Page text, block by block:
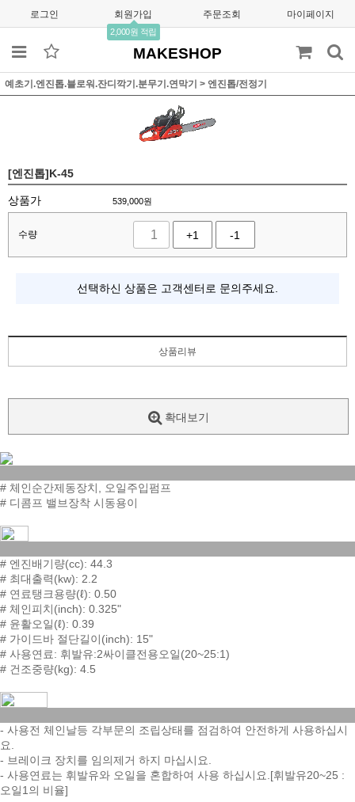
로그인 회원가입
2,000원 적립
주문조회 마이페이지
MAKESHOP
예초기.엔진톱.블로워.잔디깍기.분무기.연막기 > 엔진톱/전정기
[엔진톱]K-45
상품가 539,000원
수량 +1 -1
선택하신 상품은 고객센터로 문의주세요.
상품리뷰
확대보기
# 체인순간제동장치, 오일주입펌프
# 디콤프 밸브장착 시동용이
# 엔진배기량(cc): 44.3
# 최대출력(kw): 2.2
# 연료탱크용량(ℓ): 0.50
# 체인피치(inch): 0.325"
# 윤활오일(ℓ): 0.39
# 가이드바 절단길이(inch): 15"
# 사용연료: 휘발유:2싸이클전용오일(20~25:1)
# 건조중량(kg): 4.5
- 사용전 체인날등 각부문의 조립상태를 점검하여 안전하게 사용하십시
요.
- 브레이크 장치를 임의제거 하지 마십시요.
- 사용연료는 휘발유와 오일을 혼합하여 사용 하십시요.[휘발유20~25 :
오일1의 비율]